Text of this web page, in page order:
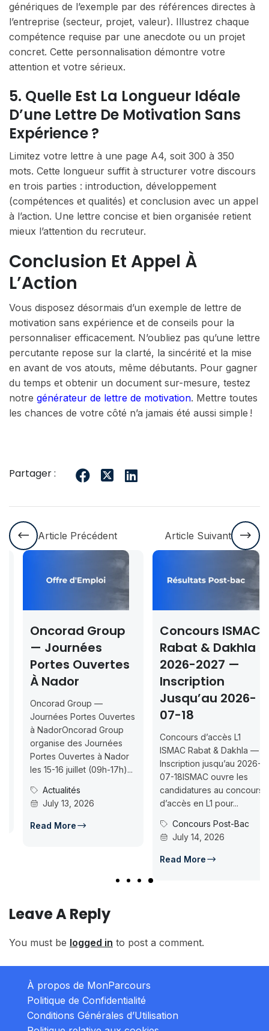
génériques de l’exemple par des références directes à
l’entreprise (secteur, projet, valeur). Illustrez chaque
compétence requise par une anecdote ou un projet
concret. Cette personnalisation démontre votre
attention et votre sérieux.
5. Quelle Est La Longueur Idéale
D’une Lettre De Motivation Sans
Expérience ?
Limitez votre lettre à une page A4, soit 300 à 350
mots. Cette longueur suffit à structurer votre discours
en trois parties : introduction, développement
(compétences et qualités) et conclusion avec un appel
à l’action. Une lettre concise et bien organisée retient
mieux l’attention du recruteur.
Conclusion Et Appel À
L’Action
Vous disposez désormais d’un exemple de lettre de
motivation sans expérience et de conseils pour la
personnaliser efficacement. N’oubliez pas qu’une lettre
percutante repose sur la clarté, la sincérité et la mise
en avant de vos atouts, même débutants. Pour gagner
du temps et obtenir un document sur-mesure, testez
notre générateur de lettre de motivation. Mettre toutes
les chances de votre côté n’a jamais été aussi simple !
Partager :
Article Précédent Article Suivant
Oncorad Group
— Journées
Portes Ouvertes
À Nador
Oncorad Group —
Journées Portes Ouvertes
à NadorOncorad Group
organise des Journées
Portes Ouvertes à Nador
les 15-16 juillet (09h-17h)...
Actualités
July 13, 2026
Read More
Concours ISMAC
Rabat & Dakhla
2026-2027 —
Inscription
Jusqu’au 2026-
07-18
Concours d’accès L1
ISMAC Rabat & Dakhla —
Inscription jusqu’au 2026-
07-18ISMAC ouvre les
candidatures au concours
d’accès en L1 pour...
Concours Post-Bac
July 14, 2026
Read More
Leave A Reply
You must be logged in to post a comment.
À propos de MonParcours
Politique de Confidentialité
Conditions Générales d’Utilisation